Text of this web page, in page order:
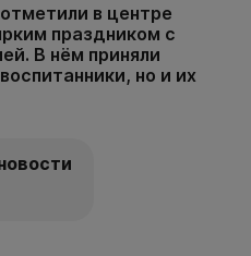
в центре
праздником с
В нём приняли
но и их